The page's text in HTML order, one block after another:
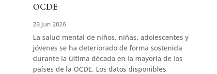
OCDE
23 Jun 2026
La salud mental de niños, niñas, adolescentes y
jóvenes se ha deteriorado de forma sostenida
durante la última década en la mayoría de los
países de la OCDE. Los datos disponibles